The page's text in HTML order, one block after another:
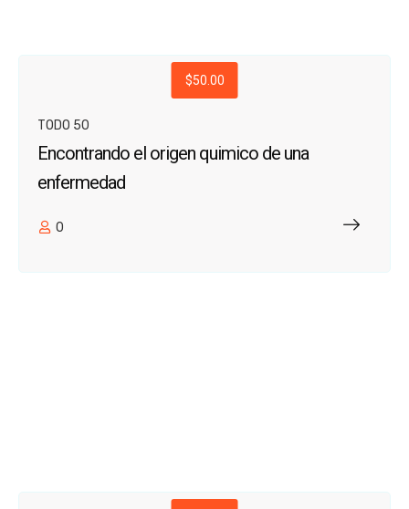
$50.00
TODO 50
Encontrando el origen quimico de una
enfermedad
0